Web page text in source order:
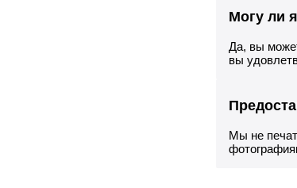
Могу ли
Да, вы
вы
Мы не